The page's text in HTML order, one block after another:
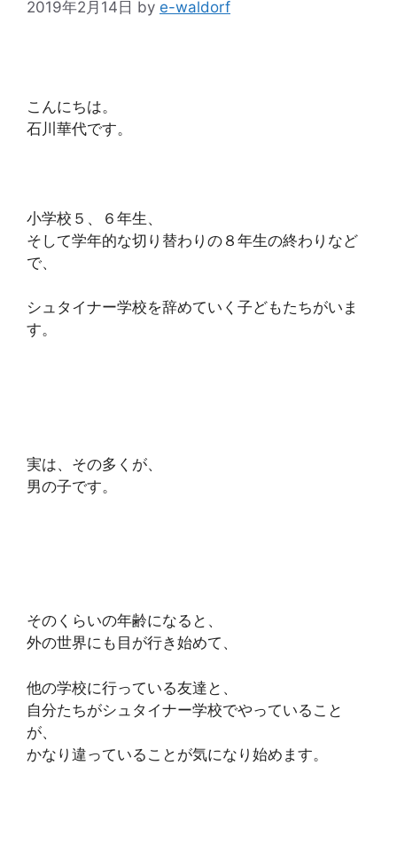
2019年2月14日 by e-waldorf
こんにちは。
石川華代です。
小学校５、６年生、
そして学年的な切り替わりの８年生の終わりなど
で、
シュタイナー学校を辞めていく子どもたちがいま
す。
実は、その多くが、
男の子です。
そのくらいの年齢になると、
外の世界にも目が行き始めて、
他の学校に行っている友達と、
自分たちがシュタイナー学校でやっていること
が、
かなり違っていることが気になり始めます。